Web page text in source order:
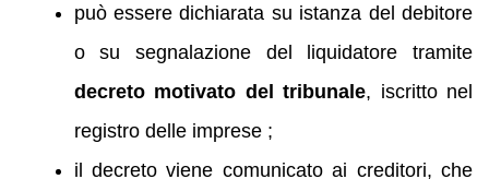
può essere dichiarata su istanza del debitore
o su segnalazione del liquidatore tramite
decreto motivato del tribunale, iscritto nel
registro delle imprese ;
il decreto viene comunicato ai creditori, che